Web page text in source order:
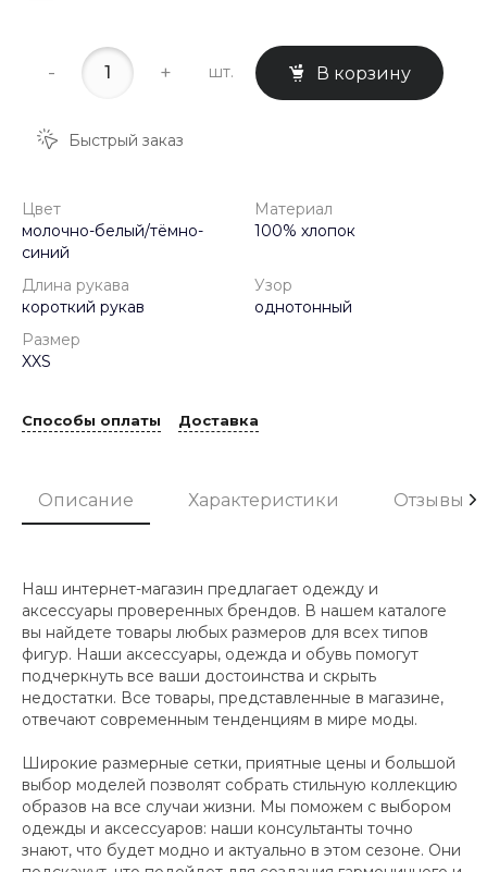
- + шт. В корзину
Быстрый заказ
Цвет
молочно-белый/тёмно-
синий
Материал
100% хлопок
Длина рукава
короткий рукав
Узор
однотонный
Размер
XXS
Способы оплаты Доставка
Описание Характеристики Отзывы
Наш интернет-магазин предлагает одежду и
аксессуары проверенных брендов. В нашем каталоге
вы найдете товары любых размеров для всех типов
фигур. Наши аксессуары, одежда и обувь помогут
подчеркнуть все ваши достоинства и скрыть
недостатки. Все товары, представленные в магазине,
отвечают современным тенденциям в мире моды.
Широкие размерные сетки, приятные цены и большой
выбор моделей позволят собрать стильную коллекцию
образов на все случаи жизни. Мы поможем с выбором
одежды и аксессуаров: наши консультанты точно
знают, что будет модно и актуально в этом сезоне. Они